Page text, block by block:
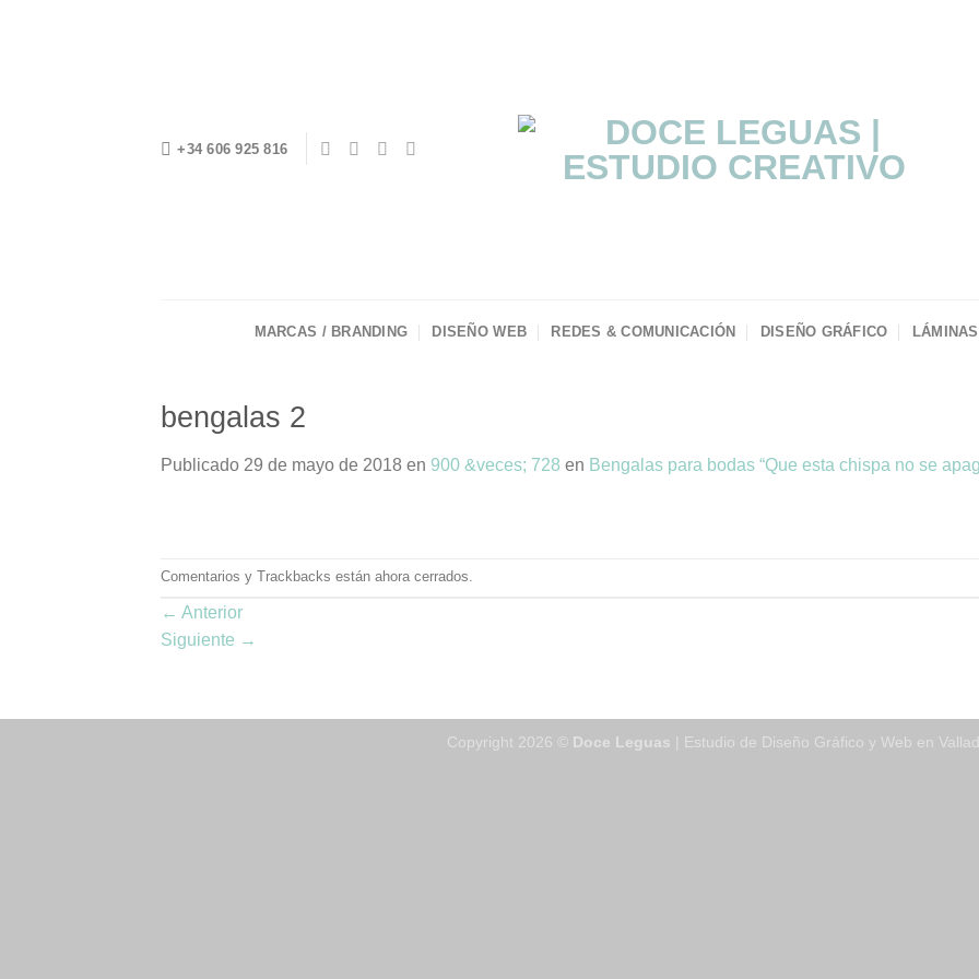
+34 606 925 816
MARCAS / BRANDING DISEÑO WEB REDES & COMUNICACIÓN DISEÑO GRÁFICO LÁMINAS
bengalas 2
Publicado 29 de mayo de 2018 en 900 &veces; 728 en Bengalas para bodas “Que esta chispa no se
Comentarios y Trackbacks están ahora cerrados.
← Anterior
Siguiente →
Copyright 2026 © Doce Leguas | Estudio de Diseño Gráfico y Web en